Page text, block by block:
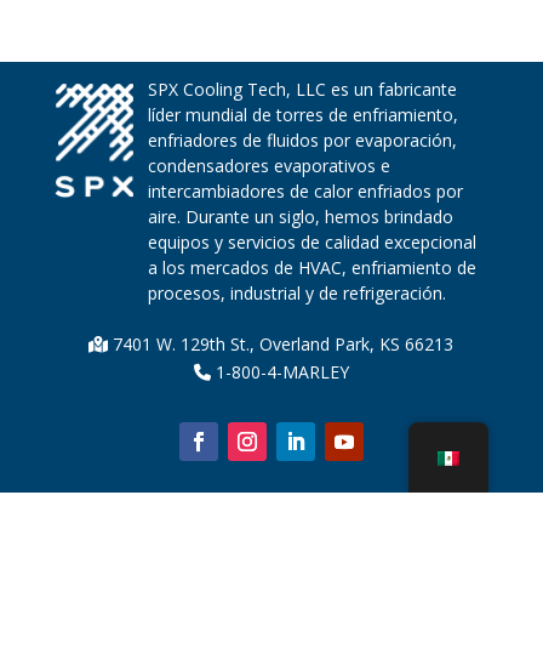
SPX Cooling Tech, LLC es un fabricante
líder mundial de torres de enfriamiento,
enfriadores de fluidos por evaporación,
condensadores evaporativos e
intercambiadores de calor enfriados por
aire. Durante un siglo, hemos brindado
equipos y servicios de calidad excepcional
a los mercados de HVAC, enfriamiento de
procesos, industrial y de refrigeración.
7401 W. 129th St., Overland Park, KS 66213
1-800-4-MARLEY